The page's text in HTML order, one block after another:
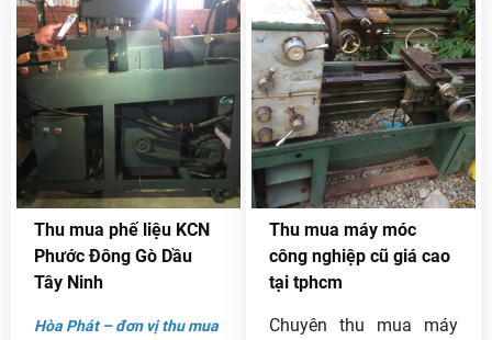
xưởng sản xuất,… Hiểu
được nhu cầu cần giải
quyết số phế liệu ra đời
trong quá trình sản xuất đó,
dịch vụthu mua phế liệu
KCN Long Thànhcủa công
ty Hòa Phát đã ra đời, cung
cấp những tiện ích cho
chóng là rất khó.
Thu mua phế liệu KCN
Phước Đông Gò Dầu
Tây Ninh
Hòa Phát – đơn vị thu mua
Thu mua máy móc
công nghiệp cũ giá cao
tại tphcm
Chuyên thu mua máy